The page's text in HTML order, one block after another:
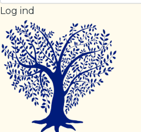
Log ind